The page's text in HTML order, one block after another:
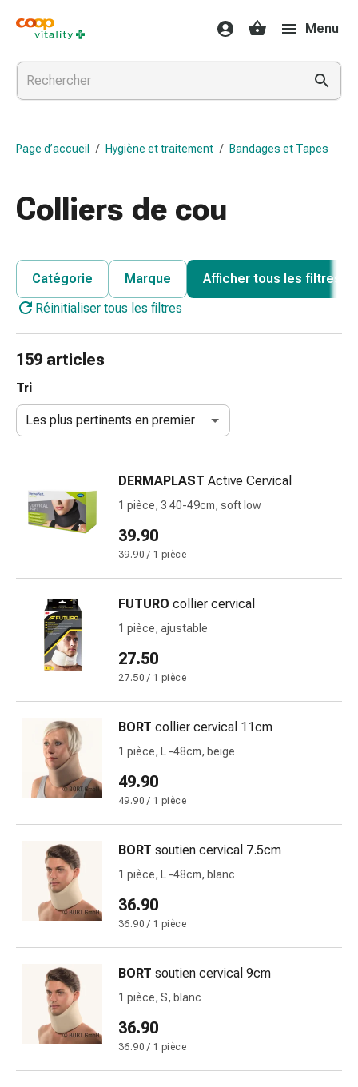
Médicaments
et
santé
Grippe
et
Refroidissement
pour
Médicaments
grippe
le
de
Toux
et
accessoires
Mouchoirs
Rhume
Soins
des
des
brûlures
élastiques
Compresses
Pansements
pour
doigts
Pansements
de
Bandes
compression
Pansements
de
Menu
Page d’accueil / Hygiène et traitement / Bandages et Tapes
Colliers de cou
Catégorie Marque
Afficher tous les filtres
Réinitialiser tous les filtres
159 articles
Tri
Les plus pertinents en premier
DERMAPLAST Active Cervical
1 pièce, 3 40-49cm, soft low
39.90
39.90 / 1 pièce
FUTURO collier cervical
1 pièce, ajustable
27.50
27.50 / 1 pièce
BORT collier cervical 11cm
1 pièce, L -48cm, beige
49.90
49.90 / 1 pièce
BORT soutien cervical 7.5cm
1 pièce, L -48cm, blanc
36.90
36.90 / 1 pièce
BORT soutien cervical 9cm
1 pièce, S, blanc
36.90
36.90 / 1 pièce